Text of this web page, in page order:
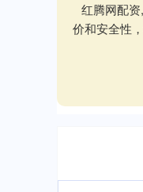
红腾网配
价和安全性